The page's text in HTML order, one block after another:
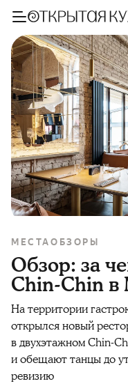
МЕСТА ОБЗОРЫ
Обзор: за
Chin-Chin в
На территории
открылся новый
в двухэтажном Chin-
и обещают танцы до
ревизию